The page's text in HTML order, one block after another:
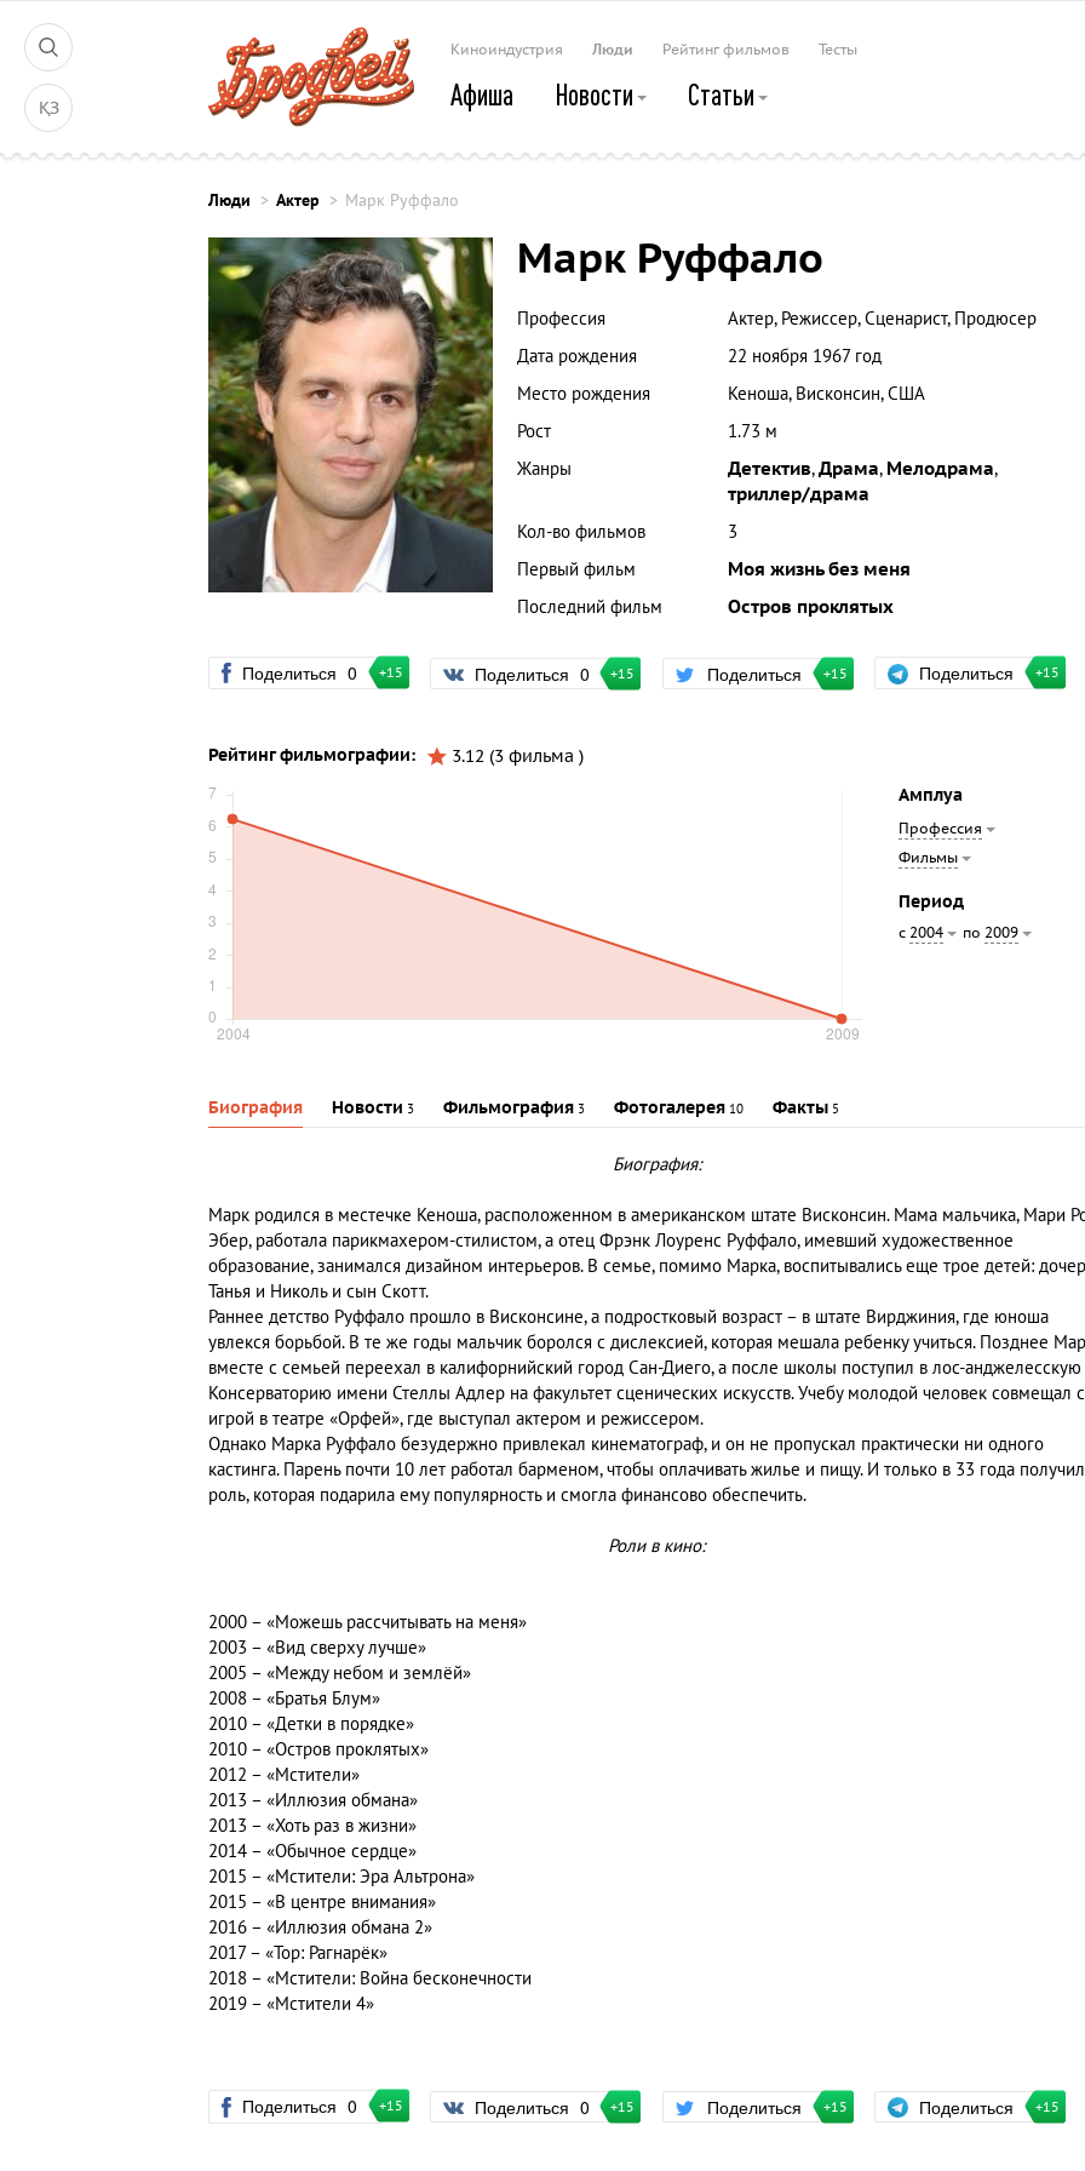
ҚЗ
Киноиндустрия Люди Рейтинг фильмов Тесты
Афиша Новости Статьи
Люди Актер Марк Руффало
Марк Руффало
Профессия
Актер, Режиссер, Сценарист, Продюсер
Дата рождения
22 ноября 1967 год
Место рождения
Кеноша, Висконсин, США
Рост
1.73 м
Жанры
Детектив,Драма, Мелодрама,
триллер/драма
Кол-во фильмов
3
Первый фильм
Моя жизнь без меня
Последний фильм
Остров проклятых
Поделиться 0 +15 Поделиться 0 +15 Поделиться +15 Поделиться +15
Рейтинг фильмографии:
3.12 (3 фильма )
Амплуа
Профессия
Фильмы
Период
с 2004 по 2009
Биография Новости 3 Фильмография 3 Фотогалерея 10 Факты 5
Биография:
Марк родился в местечке Кеноша, расположенном в американском штате Висконсин. Мама мальчика, Мари
Эбер, работала парикмахером-стилистом, а отец Фрэнк Лоуренс Руффало, имевший художественное
образование, занимался дизайном интерьеров. В семье, помимо Марка, воспитывались еще трое детей:
Танья и Николь и сын Скотт.
Раннее детство Руффало прошло в Висконсине, а подростковый возраст – в штате Вирджиния, где юноша
увлекся борьбой. В те же годы мальчик боролся с дислексией, которая мешала ребенку учиться. Позднее
вместе с семьей переехал в калифорнийский город Сан-Диего, а после школы поступил в лос-анджелесскую
Консерваторию имени Стеллы Адлер на факультет сценических искусств. Учебу молодой человек совмещал с
игрой в театре «Орфей», где выступал актером и режиссером.
Однако Марка Руффало безудержно привлекал кинематограф, и он не пропускал практически ни одного
кастинга. Парень почти 10 лет работал барменом, чтобы оплачивать жилье и пищу. И только в 33 года получил
роль, которая подарила ему популярность и смогла финансово обеспечить.
Роли в кино:
2000 – «Можешь рассчитывать на меня»
2003 – «Вид сверху лучше»
2005 – «Между небом и землёй»
2008 – «Братья Блум»
2010 – «Детки в порядке»
2010 – «Остров проклятых»
2012 – «Мстители»
2013 – «Иллюзия обмана»
2013 – «Хоть раз в жизни»
2014 – «Обычное сердце»
2015 – «Мстители: Эра Альтрона»
2015 – «В центре внимания»
2016 – «Иллюзия обмана 2»
2017 – «Тор: Рагнарёк»
2018 – «Мстители: Война бесконечности
2019 – «Мстители 4»
Поделиться 0 +15 Поделиться 0 +15 Поделиться +15 Поделиться +15